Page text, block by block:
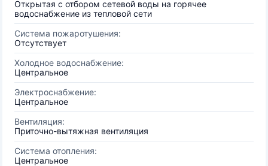
Открытая с отбором сетевой воды на горячее
водоснабжение из тепловой сети
Система пожаротушения:
Отсутствует
Холодное водоснабжение:
Центральное
Электроснабжение:
Центральное
Вентиляция:
Приточно-вытяжная вентиляция
Система отопления:
Центральное